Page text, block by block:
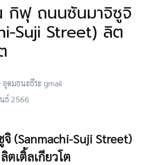
กิฟุ ถนนซันมาจิซูจิ
Suji Street) ลิต
อุดมธนะธีระ gmail
ธ์ 2566
(Sanmachi-Suji Street)
ลิตเติ้ลเกียวโต